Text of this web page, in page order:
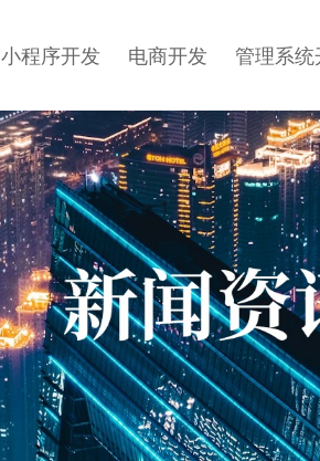
小程序开发 电商开发 管理系统